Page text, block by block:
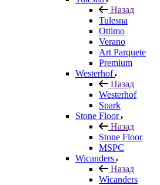
Назад
Tulesna
Ottimo
Verano
Art Parquete
Premium
Westerhof
Назад
Westerhof
Spark
Stone Floor
Назад
Stone Floor
MSPC
Wicanders
Назад
Wicanders